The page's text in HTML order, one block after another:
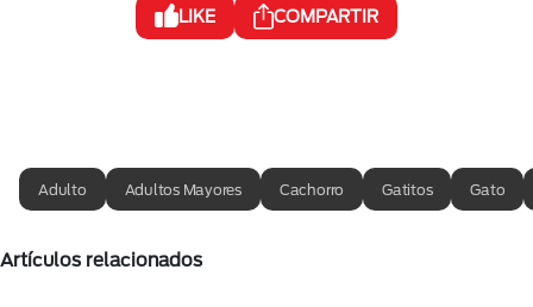
LIKE COMPARTIR
Adulto Adultos Mayores Cachorro Gatitos Gato
Artículos relacionados